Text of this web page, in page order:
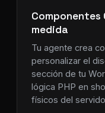
Componentes
medida
Tu agente crea
personalizar el
sección de tu
lógica PHP en
físicos del